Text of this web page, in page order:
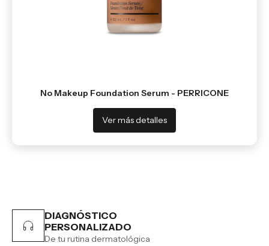
No Makeup Foundation Serum - PERRICONE
Ver más detalles
DIAGNÓSTICO
PERSONALIZADO
De tu rutina dermatológica